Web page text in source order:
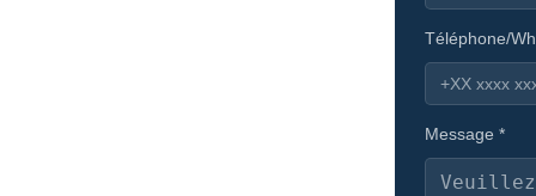
Téléphone/
Message *